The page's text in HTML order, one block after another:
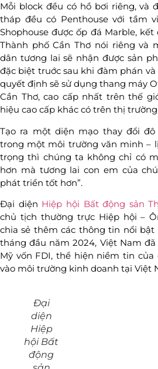
Mỗi block đều có hồ bơi riêng, và
tháp đều có Penthouse với tầm
Shophouse được ốp đá Marble,
Thành phố Cần Thơ nói riêng và
dân tương lai sẽ nhận được sản
đặc biệt truớc sau khi đàm phán
quyết định sẽ sử dụng thang máy
Cần Thơ, cao cấp nhất trên thế
hiệu cao cấp khác có trên thị
Tạo ra một diện mạo thay đổi
trong một môi trường văn minh –
trọng thì chúng ta không chỉ có
hơn mà tương lai con em của
phát triển tốt hơn”.
Đại diện Hiệp hội Bất động sản
chủ tịch thường trực Hiệp hội –
chia sẻ thêm các thông tin nổi bật
tháng đầu năm 2024, Việt Nam
Mỹ vốn FDI, thể hiện niềm tin
vào môi trường kinh doanh tại Việt
Đại
diện
Hiệp
hội Bất
động